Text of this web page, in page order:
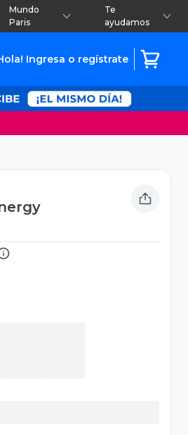
Mundo
Paris
Te
ayudamos
Ingresa o regístrate